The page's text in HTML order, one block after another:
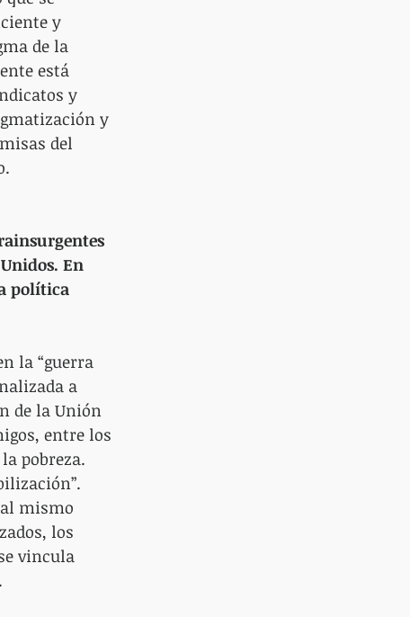
y
de la
está
y
y
del
En
política
la “guerra
a
de la Unión
entre los
pobreza.
mismo
los
vincula